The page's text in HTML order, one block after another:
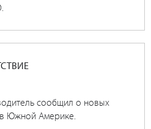
сообщил о новых
в Южной Америке.